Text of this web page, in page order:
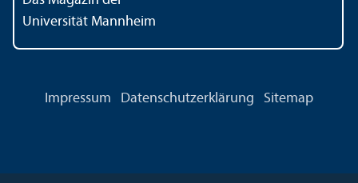
Universität Mannheim
Impressum Datenschutz­erklärung Sitemap